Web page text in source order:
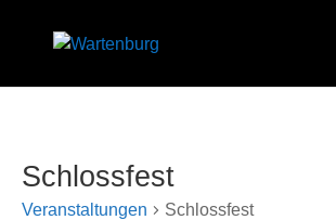
Schlossfest
Veranstaltungen Schlossfest